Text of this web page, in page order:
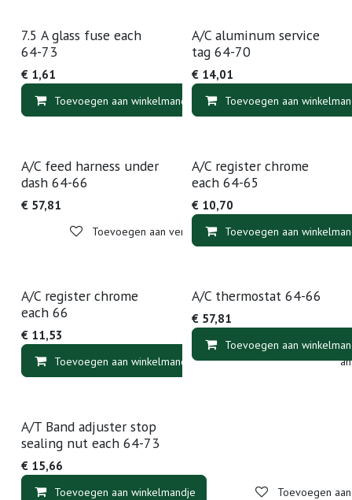
7.5 A glass fuse each
64-73
€ 1,61
Toevoegen aan winkelmandje Toevoegen
A/C aluminum service
tag 64-70
€ 14,01
Toevoegen aan
A/C feed harness under
dash 64-66
€ 57,81
Toevoegen aan verlanglijst
A/C register chrome
each 64-65
€ 10,70
Toevoegen aan
A/C register chrome
each 66
€ 11,53
Toevoegen aan winkelmandje Toevoegen
A/C thermostat 64-66
€ 57,81
Toevoegen aan
A/T Band adjuster stop
sealing nut each 64-73
€ 15,66
Toevoegen aan winkelmandje Toevoegen